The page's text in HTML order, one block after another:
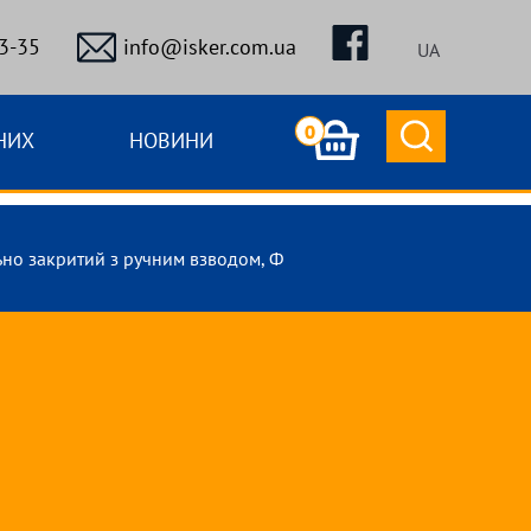
35 info@isker.com.ua UA
НОВИНИ 0
закритий з ручним взводом, Ф